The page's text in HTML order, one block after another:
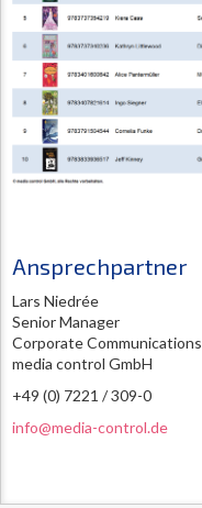
Ansprechpartner
Lars Niedrée
Senior Manager
Corporate Communications
media control GmbH
+49 (0) 7221 / 309-0
info@media-control.de